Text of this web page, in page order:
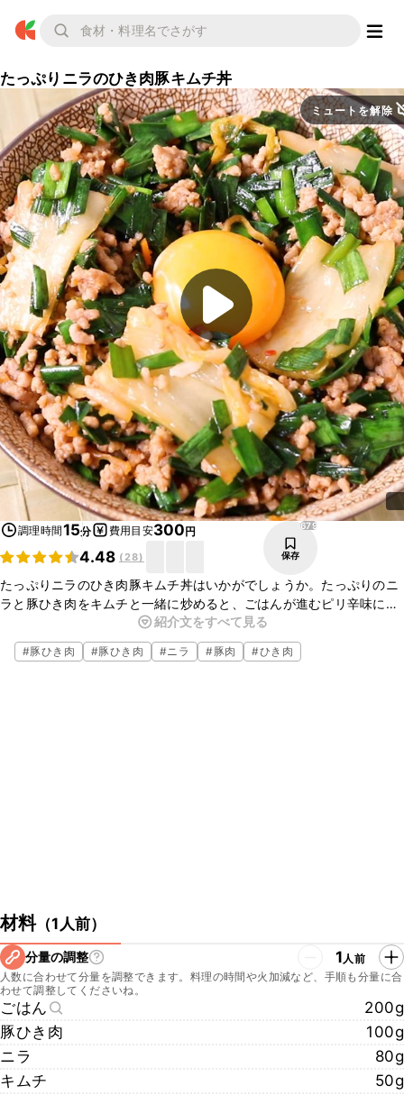
たっぷりニラのひき肉豚キムチ丼
ミュートを解除
調理時間15分 費用目安300円
4.48 (28)
679
保存
たっぷりニラのひき肉豚キムチ丼はいかがでしょうか。たっぷりのニ
ラと豚ひき肉をキムチと一緒に炒めると、ごはんが進むピリ辛味に仕
上がります。卵黄をくずして食べるとまろやかになりますよ。さっと
作ることができて、食べ応え満点の一品なので、ランチにもおすすめ
です。
紹介文をすべて見る
#豚ひき肉 #豚ひき肉 #ニラ #豚肉 #ひき肉
材料（1人前）
分量の調整 1人前
人数に合わせて分量を調整できます。料理の時間や火加減など、手順も分量に合
わせて調整してくださいね。
ごはん
200g
豚ひき肉
100g
ニラ
80g
キムチ
50g